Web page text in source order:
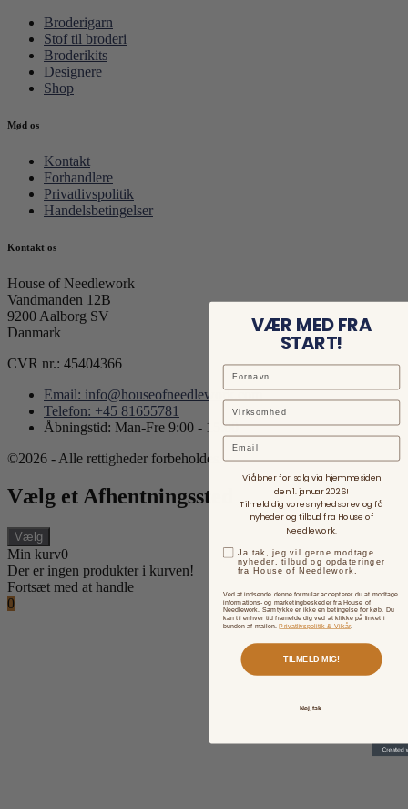
Broderigarn
Stof til broderi
Broderikits
Designere
Shop
Mød os
Kontakt
Forhandlere
Privatlivspolitik
Handelsbetingelser
Kontakt os
House of Needlework
Vandmanden 12B
9200 Aalborg SV
Danmark
CVR nr.: 45404366
Email: info@houseofneedlework.com
Telefon: +45 81655781
Åbningstid: Man-Fre 9:00 - 15:00
©2026 - Alle rettigheder forbeholdes.
Vælg et Afhentningssted
Vælg
Min kurv0
Der er ingen produkter i kurven!
Fortsæt med at handle
0
VÆR MED FRA
START!
Email
Vi åbner for salg via hjemmesiden
den 1. januar 2026!
Tilmeld dig vores nyhedsbrev og få
nyheder og tilbud fra House of
Needlework.
Ja tak, jeg vil gerne modtage
nyheder, tilbud og opdateringer
fra House of Needlework.
Ved at indsende denne formular accepterer du at modtage
informations- og marketingbeskeder fra House of
Needlework. Samtykke er ikke en betingelse for køb. Du
kan til enhver tid framelde dig ved at klikke på linket i
bunden af mailen.Privatlivspolitik & Vilkår.
TILMELD MIG!
Nej, tak.